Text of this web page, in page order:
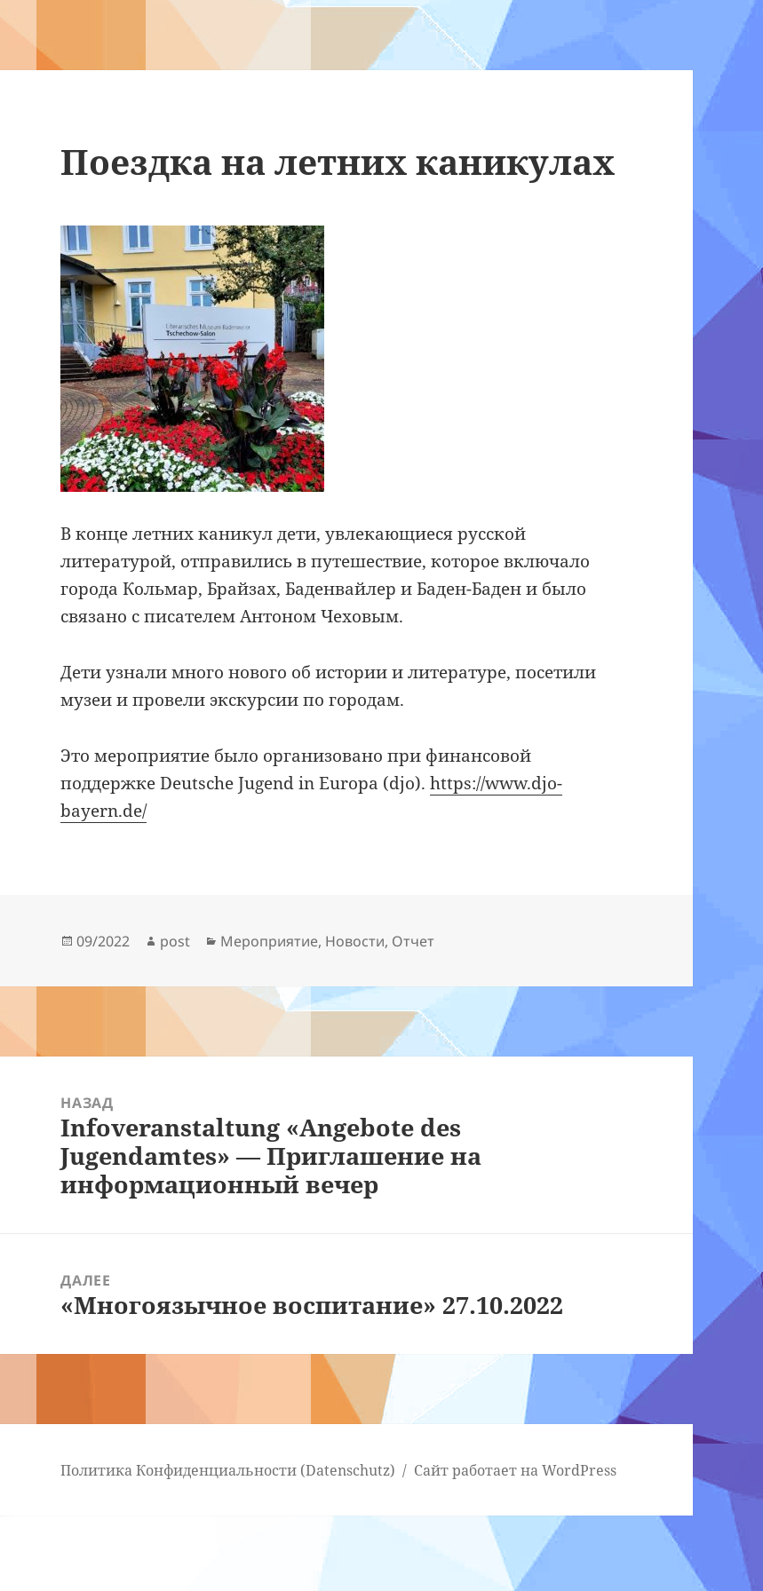
Поездка на летних каникулах
В конце летних каникул дети, увлекающиеся русской
литературой, отправились в путешествие, которое включало
города Кольмар, Брайзах, Баденвайлер и Баден-Баден и было
связано с писателем Антоном Чеховым.
Дети узнали много нового об истории и литературе, посетили
музеи и провели экскурсии по городам.
Это мероприятие было организовано при финансовой
поддержке Deutsche Jugend in Europa (djo).https://www.djo-
bayern.de/
Опубликовано
09/2022 Автор
post Рубрики
Мероприятие, Новости, Отчет
записям
НАЗАД
Предыдущая
запись:
Infoveranstaltung «Angebote des
Jugendamtes» — Приглашение на
информационный вечер
ДАЛЕЕ
Следующая
«Многоязычное воспитание» 27.10.2022
Политика Конфиденциальности (Datenschutz) Сайт работает на WordPress